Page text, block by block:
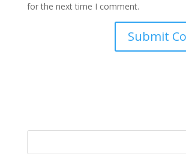
for the next time I comment.